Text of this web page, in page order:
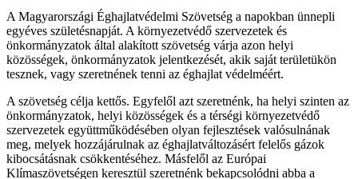
A Magyarországi Éghajlatvédelmi Szövetség a napokban ünnepli
egyéves születésnapját. A környezetvédő szervezetek és
önkormányzatok által alakított szövetség várja azon helyi
közösségek, önkormányzatok jelentkezését, akik saját területükön
tesznek, vagy szeretnének tenni az éghajlat védelméért.
A szövetség célja kettős. Egyfelől azt szeretnénk, ha helyi szinten az
önkormányzatok, helyi közösségek és a térségi környezetvédő
szervezetek együttműködésében olyan fejlesztések valósulnának
meg, melyek hozzájárulnak az éghajlatváltozásért felelős gázok
kibocsátásnak csökkentéséhez. Másfelől az Európai
Klímaszövetségen keresztül szeretnénk bekapcsolódni abba a